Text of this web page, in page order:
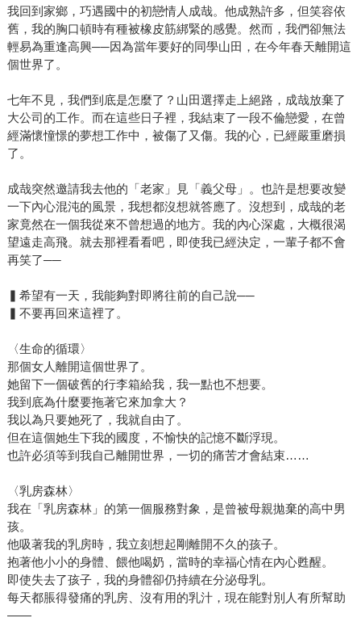
我回到家鄉，巧遇國中的初戀情人成哉。他成熟許多，但笑容依
舊，我的胸口頓時有種被橡皮筋綁緊的感覺。然而，我們卻無法
輕易為重逢高興──因為當年要好的同學山田，在今年春天離開這
個世界了。
七年不見，我們到底是怎麼了？山田選擇走上絕路，成哉放棄了
大公司的工作。而在這些日子裡，我結束了一段不倫戀愛，在曾
經滿懷憧憬的夢想工作中，被傷了又傷。我的心，已經嚴重磨損
了。
成哉突然邀請我去他的「老家」見「義父母」。也許是想要改變
一下內心混沌的風景，我想都沒想就答應了。沒想到，成哉的老
家竟然在一個我從來不曾想過的地方。我的內心深處，大概很渴
望遠走高飛。就去那裡看看吧，即使我已經決定，一輩子都不會
再笑了──
▍希望有一天，我能夠對即將往前的自己說──
▍不要再回來這裡了。
〈生命的循環〉
那個女人離開這個世界了。
她留下一個破舊的行李箱給我，我一點也不想要。
我到底為什麼要拖著它來加拿大？
我以為只要她死了，我就自由了。
但在這個她生下我的國度，不愉快的記憶不斷浮現。
也許必須等到我自己離開世界，一切的痛苦才會結束……
〈乳房森林〉
我在「乳房森林」的第一個服務對象，是曾被母親拋棄的高中男
孩。
他吸著我的乳房時，我立刻想起剛離開不久的孩子。
抱著他小小的身體、餵他喝奶，當時的幸福心情在內心甦醒。
即使失去了孩子，我的身體卻仍持續在分泌母乳。
每天都脹得發痛的乳房、沒有用的乳汁，現在能對別人有所幫助
——